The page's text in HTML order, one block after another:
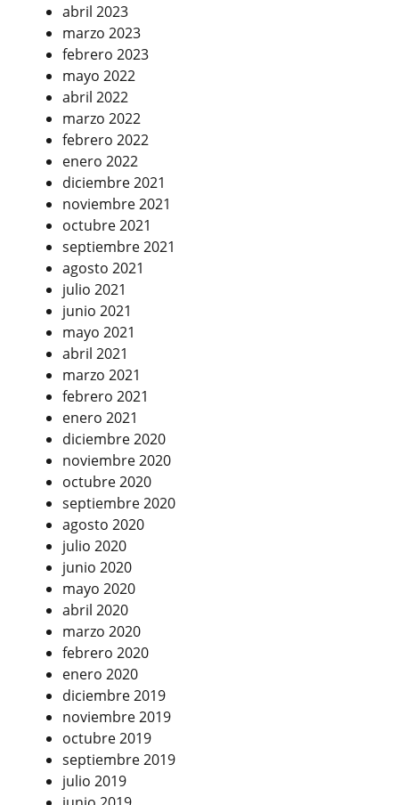
abril 2023
marzo 2023
febrero 2023
mayo 2022
abril 2022
marzo 2022
febrero 2022
enero 2022
diciembre 2021
noviembre 2021
octubre 2021
septiembre 2021
agosto 2021
julio 2021
junio 2021
mayo 2021
abril 2021
marzo 2021
febrero 2021
enero 2021
diciembre 2020
noviembre 2020
octubre 2020
septiembre 2020
agosto 2020
julio 2020
junio 2020
mayo 2020
abril 2020
marzo 2020
febrero 2020
enero 2020
diciembre 2019
noviembre 2019
octubre 2019
septiembre 2019
julio 2019